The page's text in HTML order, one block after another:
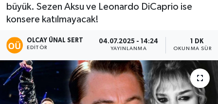
büyük. Sezen Aksu ve Leonardo DiCaprio ise
konsere katılmayacak!
OLCAY ÜNAL SERT
EDITÖR
04.07.2025 - 14:24
YAYINLANMA
1 DK
OKUNMA
Haber Arşivi